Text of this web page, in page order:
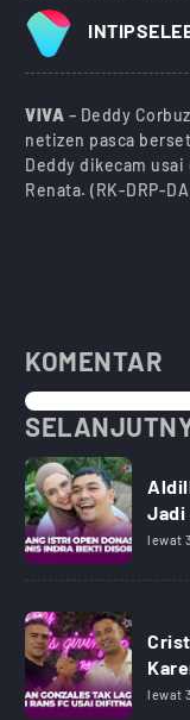
VIVA – Deddy
netizen pasca
Deddy dikecam
Renata. (RK-DRP-
KOMENTAR
Jadi
lewat
lewat